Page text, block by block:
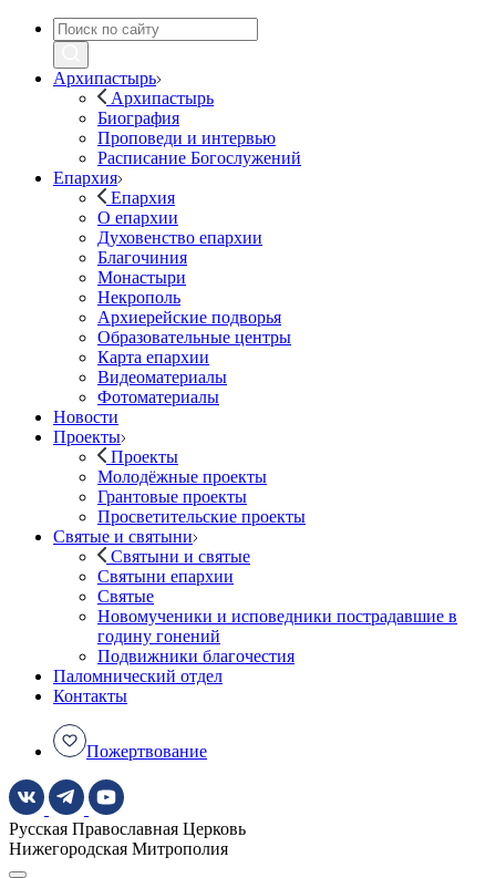
Архипастырь
Архипастырь
Биография
Проповеди и интервью
Расписание Богослужений
Епархия
Епархия
О епархии
Духовенство епархии
Благочиния
Монастыри
Некрополь
Архиерейские подворья
Образовательные центры
Карта епархии
Видеоматериалы
Фотоматериалы
Новости
Проекты
Проекты
Молодёжные проекты
Грантовые проекты
Просветительские проекты
Святые и святыни
Святыни и святые
Святыни епархии
Святые
Новомученики и исповедники пострадавшие в
годину гонений
Подвижники благочестия
Паломнический отдел
Контакты
Пожертвование
Русская Православная Церковь
Нижегородская Митрополия